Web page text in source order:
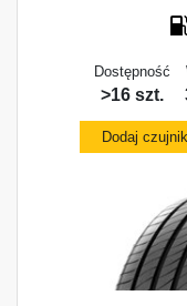
Dostępność
>16 szt.
Dodaj